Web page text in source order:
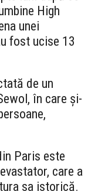
High
unei
fost ucise 13
de un
în care și-
Paris este
care a
sa istorică.